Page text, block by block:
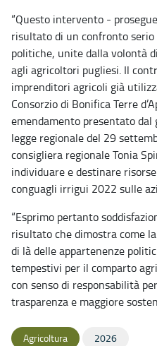
“Questo intervento -
risultato di un confronto
politiche, unite dalla volontà
agli agricoltori pugliesi. Il
imprenditori agricoli già
Consorzio di Bonifica Terre
emendamento presentato dal
legge regionale del 29
consigliera regionale Tonia
individuare e destinare
conguagli irrigui 2022 sulle
“Esprimo pertanto
risultato che dimostra come
di là delle appartenenze
tempestivi per il comparto
con senso di responsabilità
trasparenza e maggiore
Agricoltura 2026